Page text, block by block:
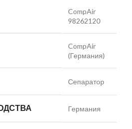
CompAir
98262120
CompAir
(Германия)
Сепаратор
Германия